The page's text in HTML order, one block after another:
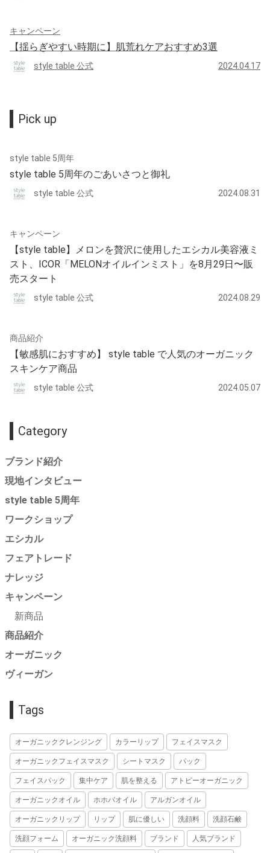
キャンペーン
【揺らぎやすい時期に】肌荒れケアおすすめ3選
style table 公式 2024.04.17
Pick up
style table 5周年
style table 5周年のごあいさつと御礼
style table 公式 2024.08.31
キャンペーン
【style table】メロンを贅沢に使用したエシカル美容液ミ
スト、ICOR「MELONオイルインミスト」を8月29日〜販
売スタート
style table 公式 2024.08.29
商品紹介
【敏感肌におすすめ】 style table で人気のオーガニック
スキンケア商品
style table 公式 2024.05.07
Category
ブランド紹介
現地インタビュー
style table 5周年
ワークショップ
エシカル
フェアトレード
ナレッジ
キャンペーン
新商品
商品紹介
オーガニック
ヴィーガン
Tags
オーガニッククレンジング カラーリップ フェイスマスク
オーガニックフェイスマスク シートマスク パック
フェイスパック 集中ケア 肌を整える アトピーオーガニック
オーガニックオイル ホホバオイル アルガンオイル
オーガニックリップ リップ 肌に優しい 洗顔料 洗顔石鹸
洗顔フォーム オーガニック洗顔料 ブランド 人気ブランド